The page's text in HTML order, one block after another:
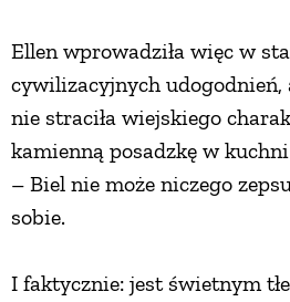
Ellen wprowadziła więc w
cywilizacyjnych udogodnień,
nie straciła wiejskiego
kamienną posadzkę w
– Biel nie może niczego
sobie.
I faktycznie: jest świetnym